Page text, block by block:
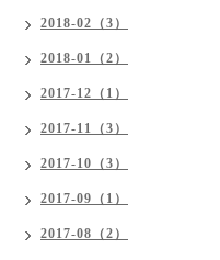
2018-02（3）
2018-01（2）
2017-12（1）
2017-11（3）
2017-10（3）
2017-09（1）
2017-08（2）